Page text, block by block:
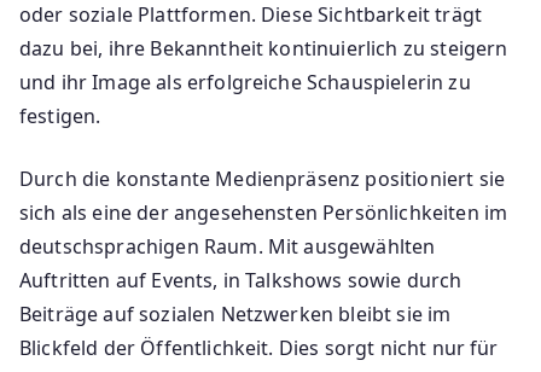
oder soziale Plattformen. Diese Sichtbarkeit trägt
dazu bei, ihre Bekanntheit kontinuierlich zu steigern
und ihr Image als erfolgreiche Schauspielerin zu
festigen.
Durch die konstante Medienpräsenz positioniert sie
sich als eine der angesehensten Persönlichkeiten im
deutschsprachigen Raum. Mit ausgewählten
Auftritten auf Events, in Talkshows sowie durch
Beiträge auf sozialen Netzwerken bleibt sie im
Blickfeld der Öffentlichkeit. Dies sorgt nicht nur für